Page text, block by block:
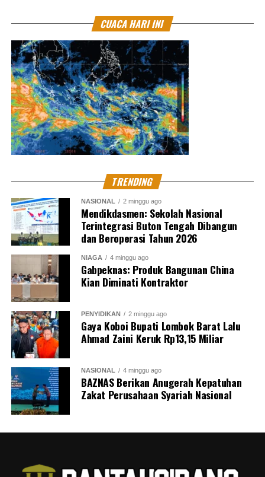
CUACA HARI INI
TRENDING
NASIONAL 2 minggu ago
Mendikdasmen: Sekolah Nasional
Terintegrasi Buton Tengah Dibangun
dan Beroperasi Tahun 2026
NIAGA 4 minggu ago
Gabpeknas: Produk Bangunan China
Kian Diminati Kontraktor
PENYIDIKAN 2 minggu ago
Gaya Koboi Bupati Lombok Barat Lalu
Ahmad Zaini Keruk Rp13,15 Miliar
NASIONAL 4 minggu ago
BAZNAS Berikan Anugerah Kepatuhan
Zakat Perusahaan Syariah Nasional